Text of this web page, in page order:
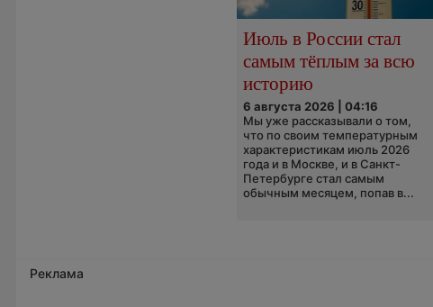
Июль в России стал
самым тёплым за всю
историю
6 августа 2026 | 04:16
Мы уже рассказывали о том,
что по своим температурным
характеристикам июль 2026
года и в Москве, и в Санкт-
Петербурге стал самым
обычным месяцем, попав в...
Реклама